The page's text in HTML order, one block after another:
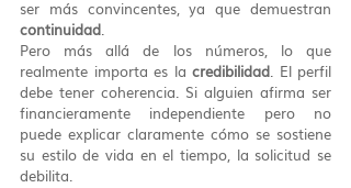
continuidad.
Pero más allá de los números, lo que
realmente importa es la credibilidad. El perfil
debe tener coherencia. Si alguien afirma ser
financieramente independiente pero no
puede explicar claramente cómo se sostiene
su estilo de vida en el tiempo, la solicitud se
debilita.